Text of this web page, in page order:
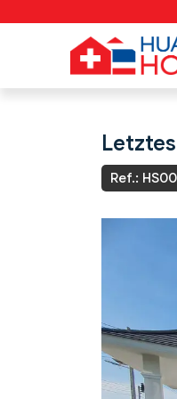
Ref.: